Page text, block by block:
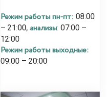
Режим работы пн-пт: 08:00
– 21:00, анализы: 07:00 –
12:00
Режим работы выходные:
09:00 – 20:00